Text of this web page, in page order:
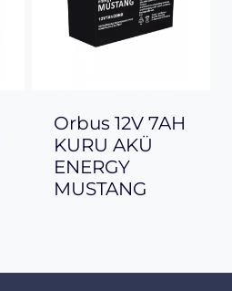
Orbus 12V 7AH
KURU AKÜ
ENERGY
MUSTANG